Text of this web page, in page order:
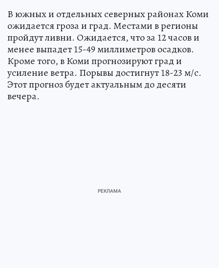
В южных и отдельных северных районах Коми
ожидается гроза и град. Местами в регионы
пройдут ливни. Ожидается, что за 12 часов и
менее выпадет 15-49 миллиметров осадков.
Кроме того, в Коми прогнозируют град и
усиление ветра. Порывы достигнут 18-23 м/с.
Этот прогноз будет актуальным до десяти
вечера.